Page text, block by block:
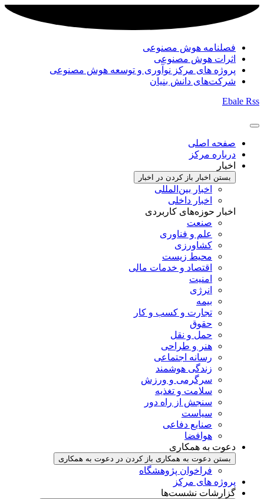
فصلنامه هوش مصنوعی
اثرات هوش مصنوعی
پروژه های مرکز نوآوری و توسعه هوش مصنوعی
شرکت‌های دانش بنیان
Ebale Rss
صفحه اصلی
درباره مرکز
اخبار
بستن اخبار باز کردن در اخبار
اخبار بین‌المللی
اخبار داخلی
اخبار حوزه‌های کاربردی
صنعت
علم و فناوری
کشاورزی
محیط زیست
اقتصاد و خدمات مالی
امنیت
انرژی
بیمه
تجارت و کسب و کار
حقوق
حمل و نقل
هنر و طراحی
رسانه اجتماعی
زندگی هوشمند
سرگرمی و ورزش
سلامت و تغذیه
سنجش از راه دور
سیاست
صنایع دفاعی
هوافضا
دعوت به همکاری
بستن دعوت به همکاری باز کردن در دعوت به همکاری
فراخوان پژوهشگاه
پروژه های مرکز
گزارشات نشست‌ها